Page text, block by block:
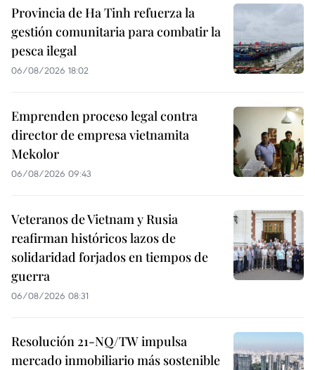
Provincia de Ha Tinh refuerza la
gestión comunitaria para combatir la
pesca ilegal
06/08/2026 18:02
Emprenden proceso legal contra
director de empresa vietnamita
Mekolor
06/08/2026 09:43
Veteranos de Vietnam y Rusia
reafirman históricos lazos de
solidaridad forjados en tiempos de
guerra
06/08/2026 08:31
Resolución 21-NQ/TW impulsa
mercado inmobiliario más sostenible